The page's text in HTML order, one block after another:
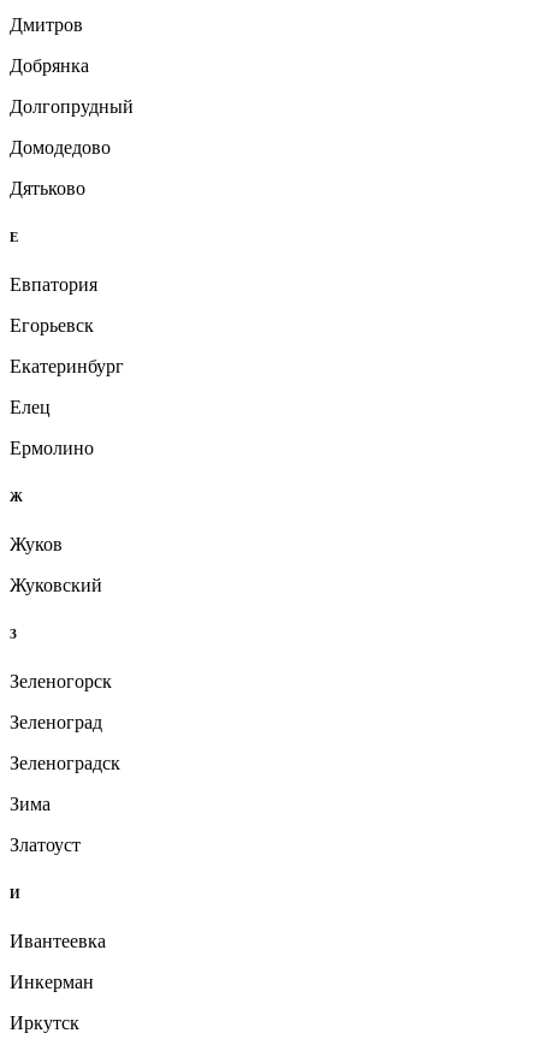
Дмитров
Добрянка
Долгопрудный
Домодедово
Дятьково
Е
Евпатория
Егорьевск
Екатеринбург
Елец
Ермолино
Ж
Жуков
Жуковский
З
Зеленогорск
Зеленоград
Зеленоградск
Зима
Златоуст
И
Ивантеевка
Инкерман
Иркутск